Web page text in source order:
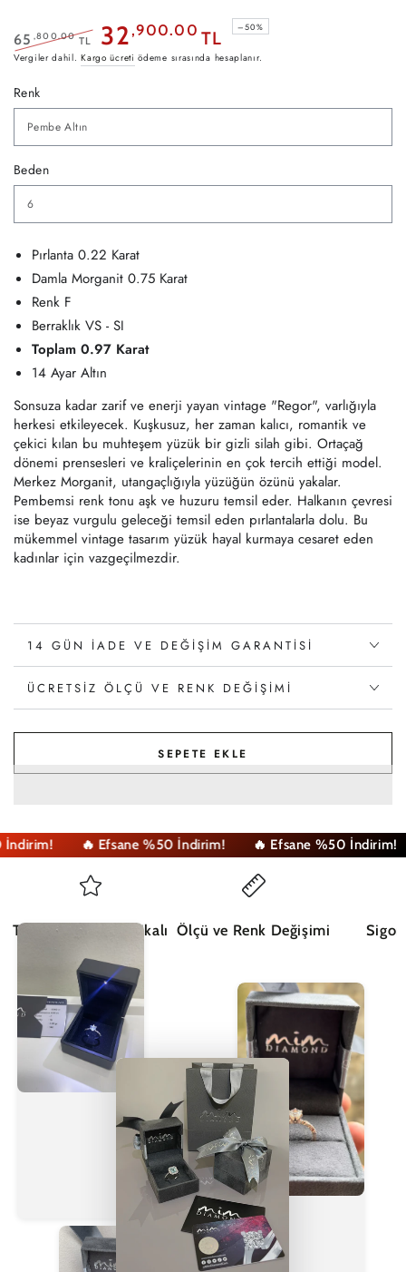
Normal
65 ,800.00 TL
Satış
32 ,900.00 TL
–50%
Vergiler dahil.Kargo ücreti ödeme sırasında hesaplanır.
Renk
Beden
Pırlanta 0.22 Karat
Damla Morganit 0.75 Karat
Renk F
Berraklık VS - SI
Toplam 0.97 Karat
14 Ayar Altın
Sonsuza kadar zarif ve enerji yayan vintage "Regor", varlığıyla
herkesi etkileyecek. Kuşkusuz, her zaman kalıcı, romantik ve
çekici kılan bu muhteşem yüzük bir gizli silah gibi. Ortaçağ
dönemi prensesleri ve kraliçelerinin en çok tercih ettiği model.
Merkez Morganit, utangaçlığıyla yüzüğün özünü yakalar.
Pembemsi renk tonu aşk ve huzuru temsil eder. Halkanın çevresi
ise beyaz vurgulu geleceği temsil eden pırlantalarla dolu. Bu
mükemmel vintage tasarım yüzük hayal kurmaya cesaret eden
kadınlar için vazgeçilmezdir.
14 GÜN İADE VE DEĞIŞIM GARANTISI
ÜCRETSIZ ÖLÇÜ VE RENK DEĞIŞIMI
SEPETE EKLE
🔥 Efsane %50 İndirim! 🔥 Efsane %50 İndirim!
Tüm Ürünler Sertifikalı Ölçü ve Renk Değişimi